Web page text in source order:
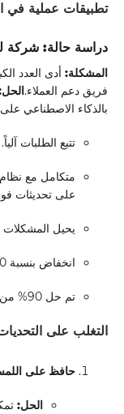
تطبيقات عملية في
دراسة حالة: شركة
المشكلة: أدى العدد
فريق دعم العملاء.
بالذكاء الاصطناعي
تتبع الطلبات آلياً.
على تحديثات
يحيل المشكلات
انخفاض بنسبة 70% في وقت الاستجابة.
تم حل 90% من الطلبات دون تدخل بشري.
التغلب على
حافظ على
الحل: